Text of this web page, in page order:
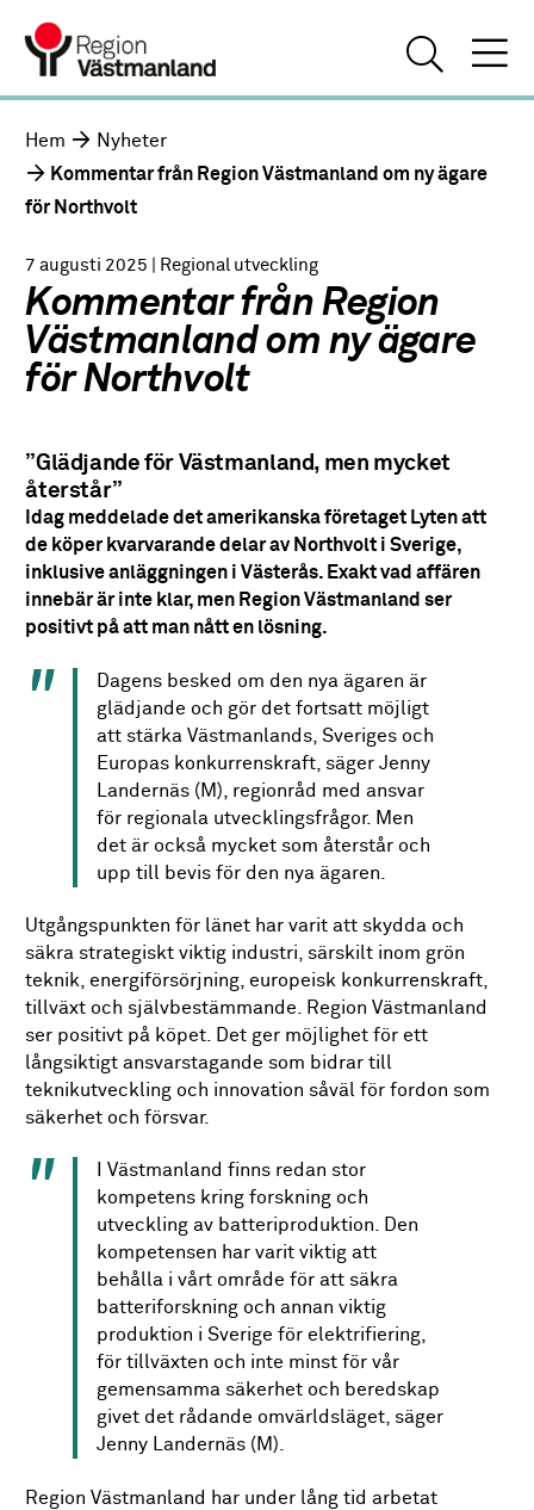
Hem
Nyheter
Kommentar från Region Västmanland om ny ägare
för Northvolt
7 augusti 2025 | Regional utveckling
Kommentar från Region
Västmanland om ny ägare
för Northvolt
”Glädjande för Västmanland, men mycket
återstår”
Idag meddelade det amerikanska företaget Lyten att
de köper kvarvarande delar av Northvolt i Sverige,
inklusive anläggningen i Västerås. Exakt vad affären
innebär är inte klar, men Region Västmanland ser
positivt på att man nått en lösning.
Dagens besked om den nya ägaren är
glädjande och gör det fortsatt möjligt
att stärka Västmanlands, Sveriges och
Europas konkurrenskraft, säger Jenny
Landernäs (M), regionråd med ansvar
för regionala utvecklingsfrågor. Men
det är också mycket som återstår och
upp till bevis för den nya ägaren.
Utgångspunkten för länet har varit att skydda och
säkra strategiskt viktig industri, särskilt inom grön
teknik, energiförsörjning, europeisk konkurrenskraft,
tillväxt och självbestämmande. Region Västmanland
ser positivt på köpet. Det ger möjlighet för ett
långsiktigt ansvarstagande som bidrar till
teknikutveckling och innovation såväl för fordon som
säkerhet och försvar.
I Västmanland finns redan stor
kompetens kring forskning och
utveckling av batteriproduktion. Den
kompetensen har varitviktig att
behålla i vårt område föratt säkra
batteriforskning och annan viktig
produktion i Sverige för elektrifiering,
för tillväxten och inte minst för vår
gemensamma säkerhet och beredskap
givet det rådande omvärldsläget, säger
Jenny Landernäs (M).
Region Västmanland har under lång tid arbetat